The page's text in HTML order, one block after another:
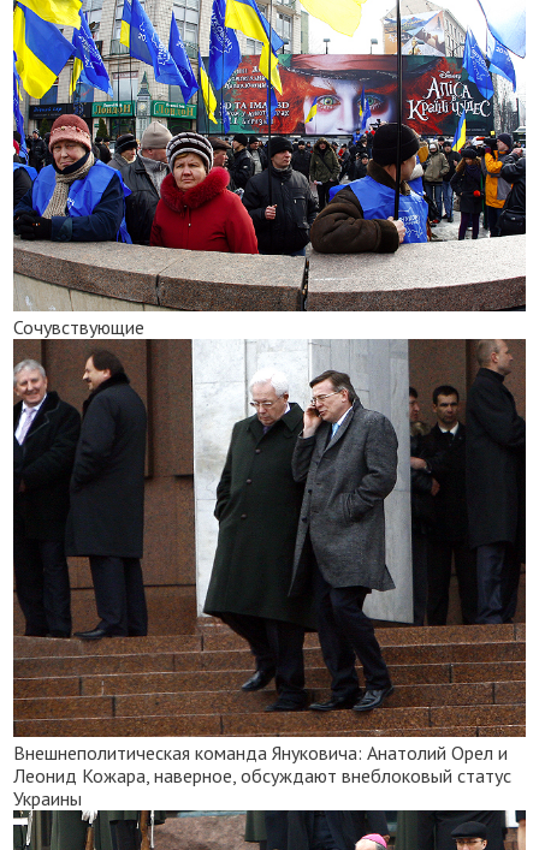
Сочувствующие
Внешнеполитическая команда Януковича: Анатолий Орел и
Леонид Кожара, наверное, обсуждают внеблоковый статус
Украины